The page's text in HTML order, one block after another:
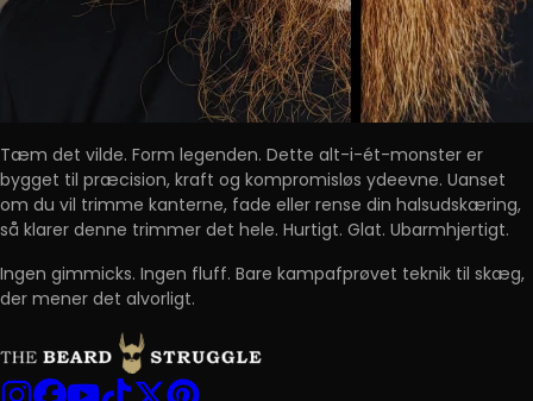
Tæm det vilde. Form legenden. Dette alt-i-ét-monster er
bygget til præcision, kraft og kompromisløs ydeevne. Uanset
om du vil trimme kanterne, fade eller rense din halsudskæring,
så klarer denne trimmer det hele. Hurtigt. Glat. Ubarmhjertigt.
Ingen gimmicks. Ingen fluff. Bare kampafprøvet teknik til skæg,
der mener det alvorligt.